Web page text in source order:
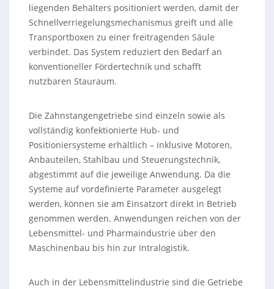
liegenden Behälters positioniert werden, damit der
Schnellverriegelungsmechanismus greift und alle
Transportboxen zu einer freitragenden Säule
verbindet. Das System reduziert den Bedarf an
konventioneller Fördertechnik und schafft
nutzbaren Stauraum.
Die Zahnstangengetriebe sind einzeln sowie als
vollständig konfektionierte Hub- und
Positioniersysteme erhältlich – inklusive Motoren,
Anbauteilen, Stahlbau und Steuerungstechnik,
abgestimmt auf die jeweilige Anwendung. Da die
Systeme auf vordefinierte Parameter ausgelegt
werden, können sie am Einsatzort direkt in Betrieb
genommen werden. Anwendungen reichen von der
Lebensmittel- und Pharmaindustrie über den
Maschinenbau bis hin zur Intralogistik.
Auch in der Lebensmittelindustrie sind die Getriebe